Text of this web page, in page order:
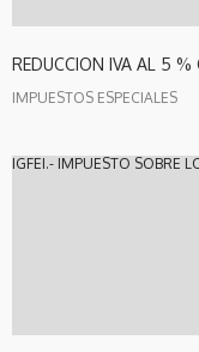
REDUCCION IVA AL 5 %
IMPUESTOS ESPECIALES
IGFEI.- IMPUESTO SOBRE